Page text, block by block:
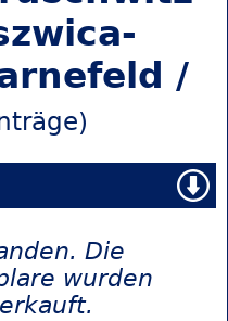
/
Die
wurden